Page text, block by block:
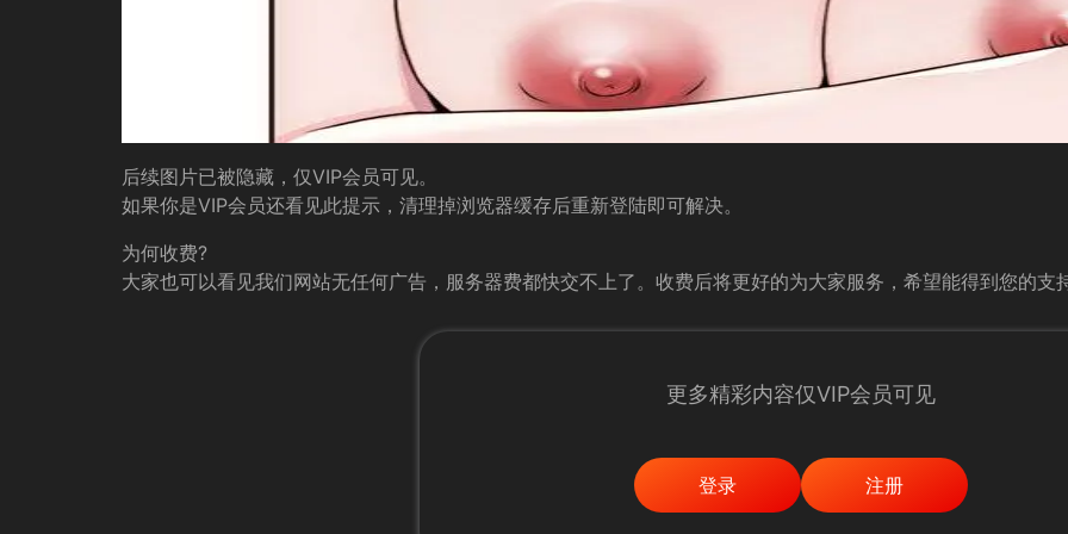
后续图片已被隐藏，仅VIP会员可见。
如果你是VIP会员还看见此提示，清理掉浏览器缓存后重新登陆即可解决。
为何收费?
大家也可以看见我们网站无任何广告，服务器费都快交不上了。收费后将更好的为大家服务，希望能得到您的支
更多精彩内容仅VIP会员可见
登录 注册